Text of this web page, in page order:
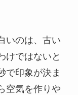
いのは、古い
けではないと
で印象が決ま
空気を作りや